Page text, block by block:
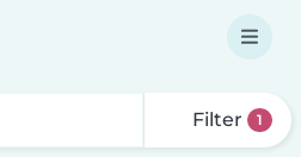
Filter 1